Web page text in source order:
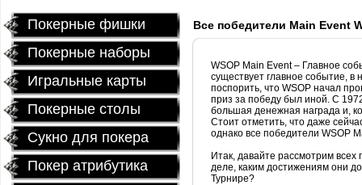
Покерные фишки
Покерные наборы
Игральные карты
Покерные столы
Сукно для покера
Покер атрибутика
Все победители Main Event
WSOP Main Event– Главное
существует главное событие,
поспорить, что WSOP начал
приз за победу был иной. С
большая денежная награда и,
Стоит отметить, что даже
однако все победители WSOP
Итак, давайте рассмотрим
деле, каким достижениям они
Турнире?